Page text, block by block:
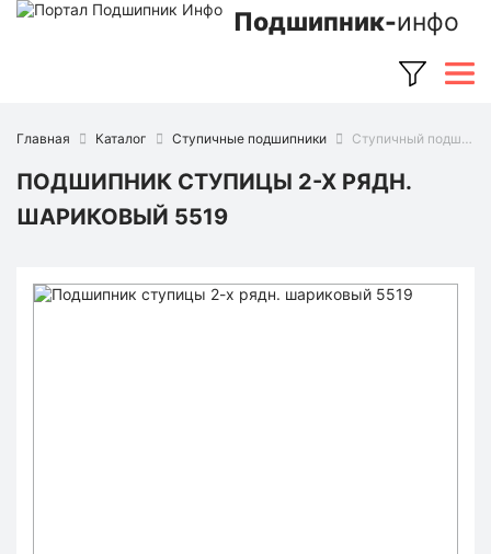
Подшипник-инфо
Главная Каталог Ступичные подшипники Ступичный подшипник 5519 (Ruville)
ПОДШИПНИК СТУПИЦЫ 2-Х РЯДН.
ШАРИКОВЫЙ 5519